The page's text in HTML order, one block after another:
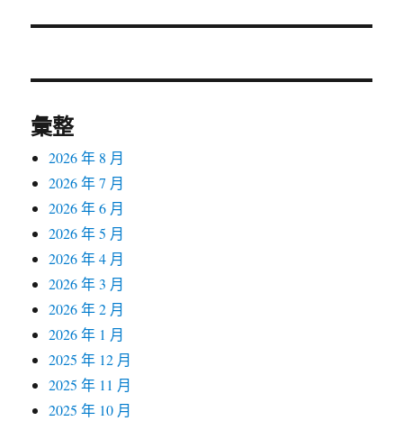
文
彙整
2026 年 8 月
2026 年 7 月
2026 年 6 月
2026 年 5 月
2026 年 4 月
2026 年 3 月
2026 年 2 月
2026 年 1 月
2025 年 12 月
2025 年 11 月
2025 年 10 月